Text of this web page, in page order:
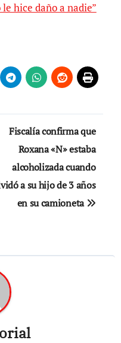
hice daño a nadie”
Fiscalía confirma que
Roxana «N» estaba
alcoholizada cuando
a su hijo de 3 años
en su camioneta